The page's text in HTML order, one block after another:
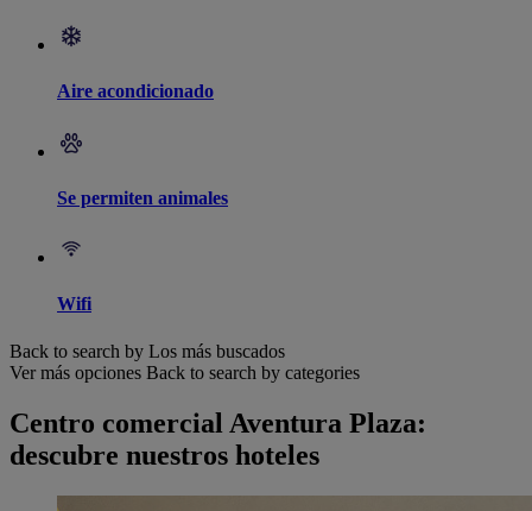
Aire acondicionado
Se permiten animales
Wifi
Back to search by Los más buscados
Ver más opciones Back to search by categories
Centro comercial Aventura Plaza:
descubre nuestros hoteles